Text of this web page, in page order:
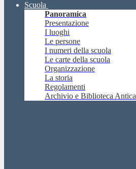
Scuola
Panoramica
Presentazione
I luoghi
Le persone
I numeri della scuola
Le carte della scuola
Organizzazione
La storia
Regolamenti
Archivio e Biblioteca Antica